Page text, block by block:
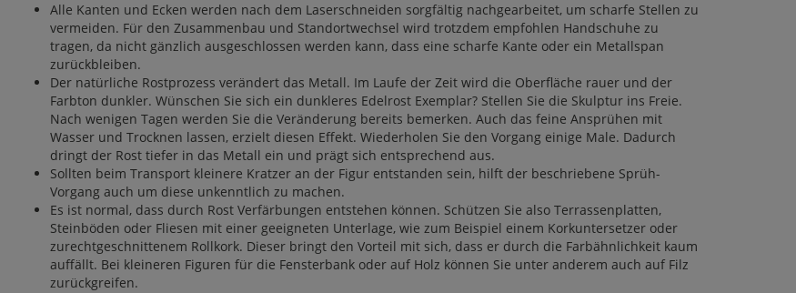
Alle Kanten und Ecken werden nach dem Laserschneiden sorgfältig nachgearbeitet, um scharfe Stellen zu
vermeiden. Für den Zusammenbau und Standortwechsel wird trotzdem empfohlen Handschuhe zu
tragen, da nicht gänzlich ausgeschlossen werden kann, dass eine scharfe Kante oder ein Metallspan
zurückbleiben.
Der natürliche Rostprozess verändert das Metall. Im Laufe der Zeit wird die Oberfläche rauer und der
Farbton dunkler. Wünschen Sie sich ein dunkleres Edelrost Exemplar? Stellen Sie die Skulptur ins Freie.
Nach wenigen Tagen werden Sie die Veränderung bereits bemerken. Auch das feine Ansprühen mit
Wasser und Trocknen lassen, erzielt diesen Effekt. Wiederholen Sie den Vorgang einige Male. Dadurch
dringt der Rost tiefer in das Metall ein und prägt sich entsprechend aus.
Sollten beim Transport kleinere Kratzer an der Figur entstanden sein, hilft der beschriebene Sprüh-
Vorgang auch um diese unkenntlich zu machen.
Es ist normal, dass durch Rost Verfärbungen entstehen können. Schützen Sie also Terrassenplatten,
Steinböden oder Fliesen mit einer geeigneten Unterlage, wie zum Beispiel einem Korkuntersetzer oder
zurechtgeschnittenem Rollkork. Dieser bringt den Vorteil mit sich, dass er durch die Farbähnlichkeit kaum
auffällt. Bei kleineren Figuren für die Fensterbank oder auf Holz können Sie unter anderem auch auf Filz
zurückgreifen.